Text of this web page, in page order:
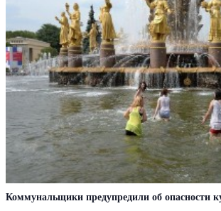
Коммунальщики предупредили об опасности